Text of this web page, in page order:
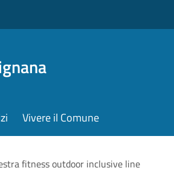
Vivere il Comune
fitness outdoor inclusive line